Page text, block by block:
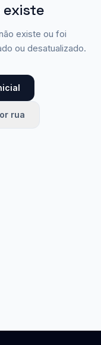
existe
existe ou foi
ou desatualizado.
rua